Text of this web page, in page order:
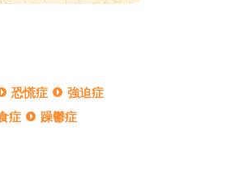
恐慌症
強迫症
症
躁鬱症